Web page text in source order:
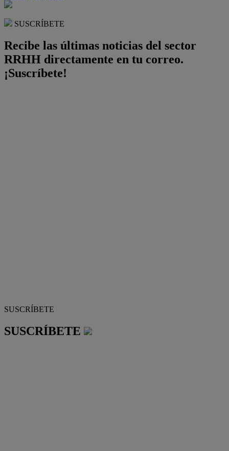
SUSCRÍBETE
Recibe las últimas noticias del sector
RRHH directamente en tu correo.
¡Suscríbete!
SUSCRÍBETE
SUSCRÍBETE